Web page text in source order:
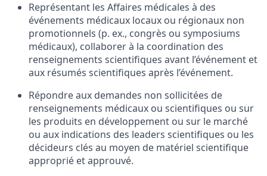
Représentant les Affaires médicales à des
événements médicaux locaux ou régionaux non
promotionnels (p. ex., congrès ou symposiums
médicaux), collaborer à la coordination des
renseignements scientifiques avant l’événement et
aux résumés scientifiques après l’événement.
Répondre aux demandes non sollicitées de
renseignements médicaux ou scientifiques ou sur
les produits en développement ou sur le marché
ou aux indications des leaders scientifiques ou les
décideurs clés au moyen de matériel scientifique
approprié et approuvé.